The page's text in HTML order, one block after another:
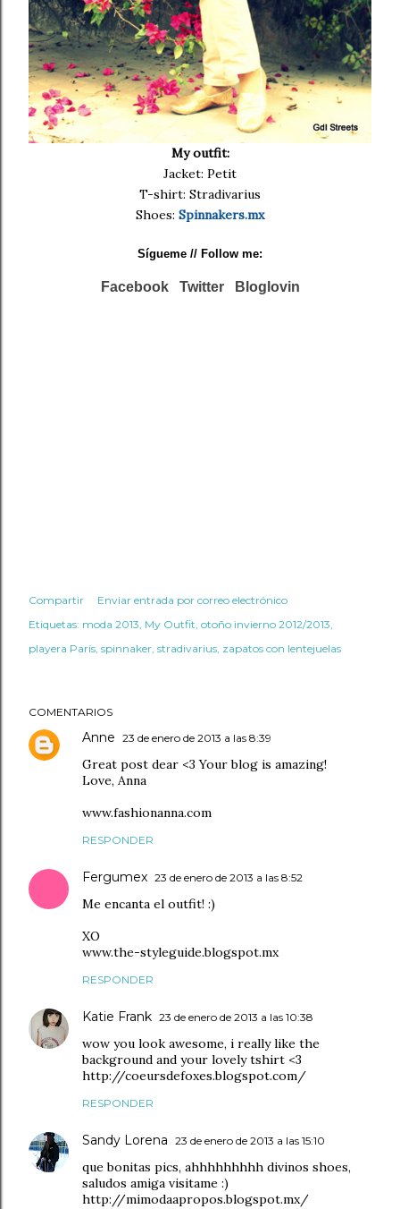
My outfit:
Jacket: Petit
T-shirt: Stradivarius
Shoes: Spinnakers.mx
Sígueme // Follow me:
Facebook Twitter Bloglovin
Compartir
Enviar entrada por correo electrónico
Etiquetas: moda 2013 My Outfit otoño invierno 2012/2013
playera París spinnaker stradivarius zapatos con lentejuelas
COMENTARIOS
Anne 23 de enero de 2013 a las 8:39
Great post dear <3 Your blog is amazing!
Love, Anna
www.fashionanna.com
RESPONDER
Fergumex 23 de enero de 2013 a las 8:52
Me encanta el outfit! :)
XO
www.the-styleguide.blogspot.mx
RESPONDER
Katie Frank 23 de enero de 2013 a las 10:38
wow you look awesome, i really like the
background and your lovely tshirt <3
http://coeursdefoxes.blogspot.com/
RESPONDER
Sandy Lorena 23 de enero de 2013 a las 15:10
que bonitas pics, ahhhhhhhhh divinos shoes,
saludos amiga visitame :)
http://mimodaapropos.blogspot.mx/